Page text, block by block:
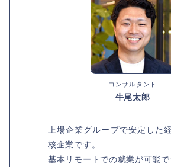
コンサルタント
牛尾太郎
上場企業グループで安定した
核企業です。
基本リモートでの就業が可能で